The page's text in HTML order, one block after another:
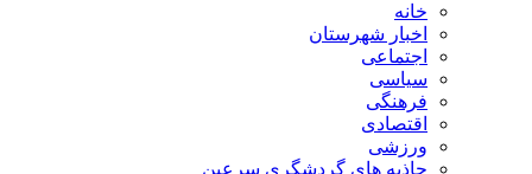
خانه
اخبار شهرستان
اجتماعی
سیاسی
فرهنگی
اقتصادی
ورزشی
جاذبه های گردشگری سرعین